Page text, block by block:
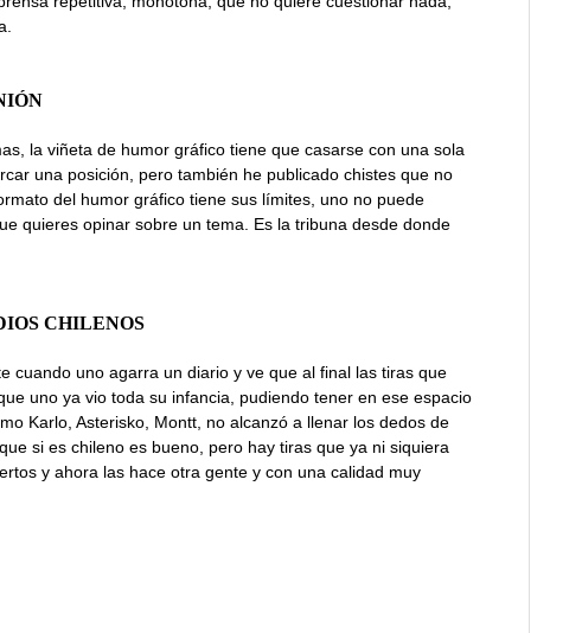
la viñeta de humor gráfico tiene que casarse con una sola
una posición, pero también he publicado chistes que no
del humor gráfico tiene sus límites, uno no puede
quieres opinar sobre un tema. Es la tribuna desde donde
CHILENOS
cuando uno agarra un diario y ve que al final las tiras que
uno ya vio toda su infancia, pudiendo tener en ese espacio
Karlo, Asterisko, Montt, no alcanzó a llenar los dedos de
si es chileno es bueno, pero hay tiras que ya ni siquiera
y ahora las hace otra gente y con una calidad muy